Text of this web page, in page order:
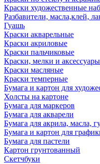
Краски художественные
Разбавители, масла,клей,
Гуашь
Краски акварельные
Краски акриловые
Краски пальчиковые
Краски, мелки и
Краски масляные
Краски темперные
Бумага и картон для
Холсты на картоне
Бумага для маркеров
Бумага для акварели
Бумага для акрила, масла,
Бумага и картон для
Бумага для пастели
Картон грунтованный
Скетчбуки